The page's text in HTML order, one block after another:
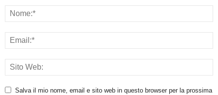
Salva il mio nome, email e sito web in questo browser per la prossima